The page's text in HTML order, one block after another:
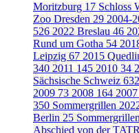
Moritzburg 17 Schloss
Zoo Dresden 29 2004-
526 2022 Breslau 46
Rund um Gotha 54
Leipzig 67 2015
340 2011 145 2010 34
Sächsische Schweiz 632
2009 73 2008 164 2007
350 Sommergrillen
Berlin 25
Abschied von der